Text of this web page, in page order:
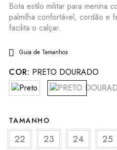
Bota estilo militar para menina
palmilha confortável, cordão e
facilita o calçar.
Guia de Tamanhos
COR: PRETO DOURADO
TAMANHO
22 23 24 25